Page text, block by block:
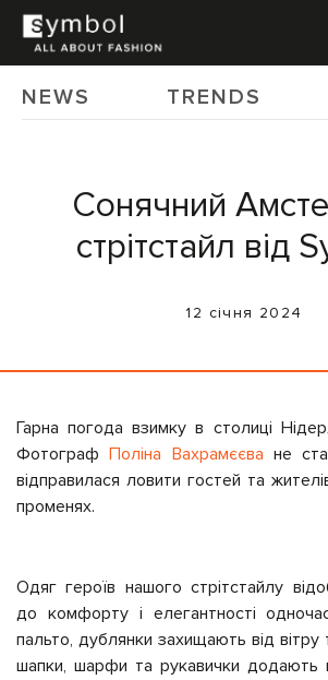
NEWS TRENDS
Сонячний
стрітстайл від
12 січня 2024
Гарна погода взимку в столиці
ФотографПоліна Вахрамєєва не
відправилася ловити гостей та
променях.
Одяг героїв нашого стрітстайлу
до комфорту і елегантності
пальто, дублянки захищають від вітру
шапки, шарфи та рукавички додають